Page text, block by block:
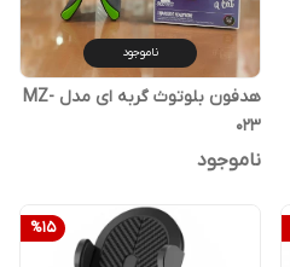
ناموجود
هدفون بلوتوث گربه ای مدل MZ-
023
ناموجود
%15